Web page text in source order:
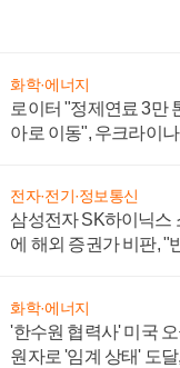
화학·에너지
로이터 "정제연료 3만
아로 이동", 우크라이
전자·전기·정보통신
삼성전자 SK하이닉스
에 해외 증권가 비판, "
화학·에너지
'한수원 협력사' 미국
원자로 '임계 상태' 도